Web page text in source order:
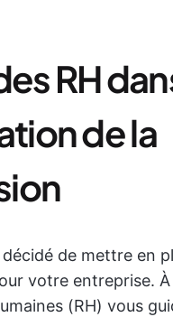
RH
de la
de mettre en
votre entreprise.
(RH) vous